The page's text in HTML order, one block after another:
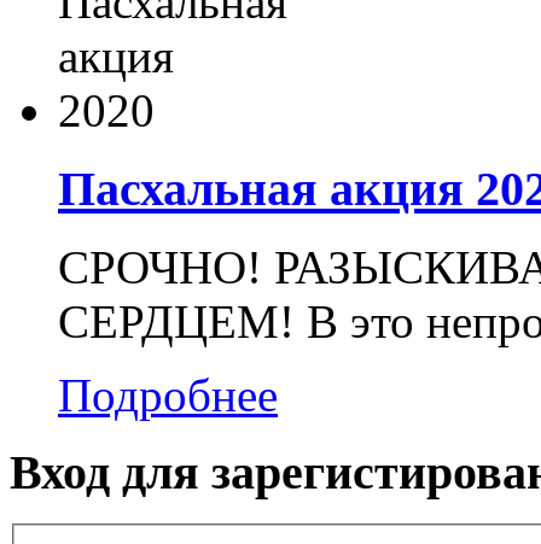
Пасхальная акция
СРОЧНО!
СЕРДЦЕМ! В это
Подробнее
Вход для